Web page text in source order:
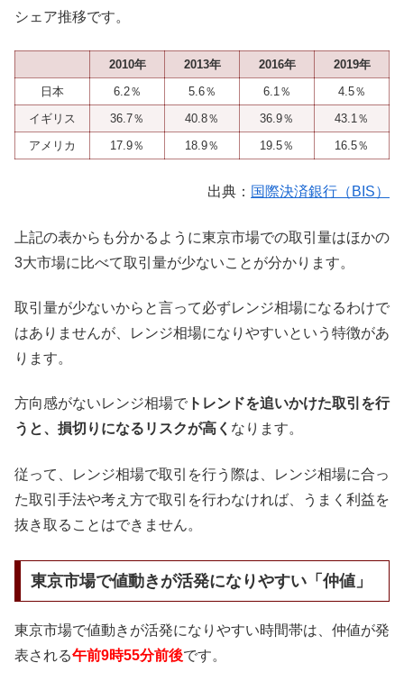
シェア推移です。
2010年 2013年 2016年
2019年
日本
6.2％ 5.6％ 6.1％
4.5％
イギリス
36.7％ 40.8％ 36.9％
43.1％
アメリカ
17.9％ 18.9％ 19.5％ 16.5％
出典： 国際決済銀行（BIS）
上記の表からも分かるように東京市場での取引量はほかの
3大市場に比べて取引量が少ないことが分かります。
取引量が少ないからと言って必ずレンジ相場になるわけで
はありませんが、レンジ相場になりやすいという特徴があ
ります。
方向感がないレンジ相場で トレンドを追いかけた取引を行
うと、損切りになるリスクが高く なります。
従って、レンジ相場で取引を行う際は、レンジ相場に合っ
た取引手法や考え方で取引を行わなければ、うまく利益を
抜き取ることはできません。
東京市場で値動きが活発になりやすい「仲値」
東京市場で値動きが活発になりやすい時間帯は、仲値が発
表される午前9時55分前後です。